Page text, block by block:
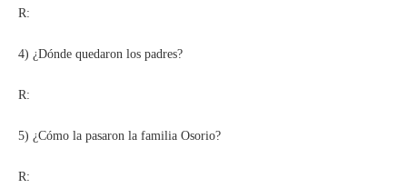
R:
4) ¿Dónde quedaron los padres?
R:
5) ¿Cómo la pasaron la familia Osorio?
R: